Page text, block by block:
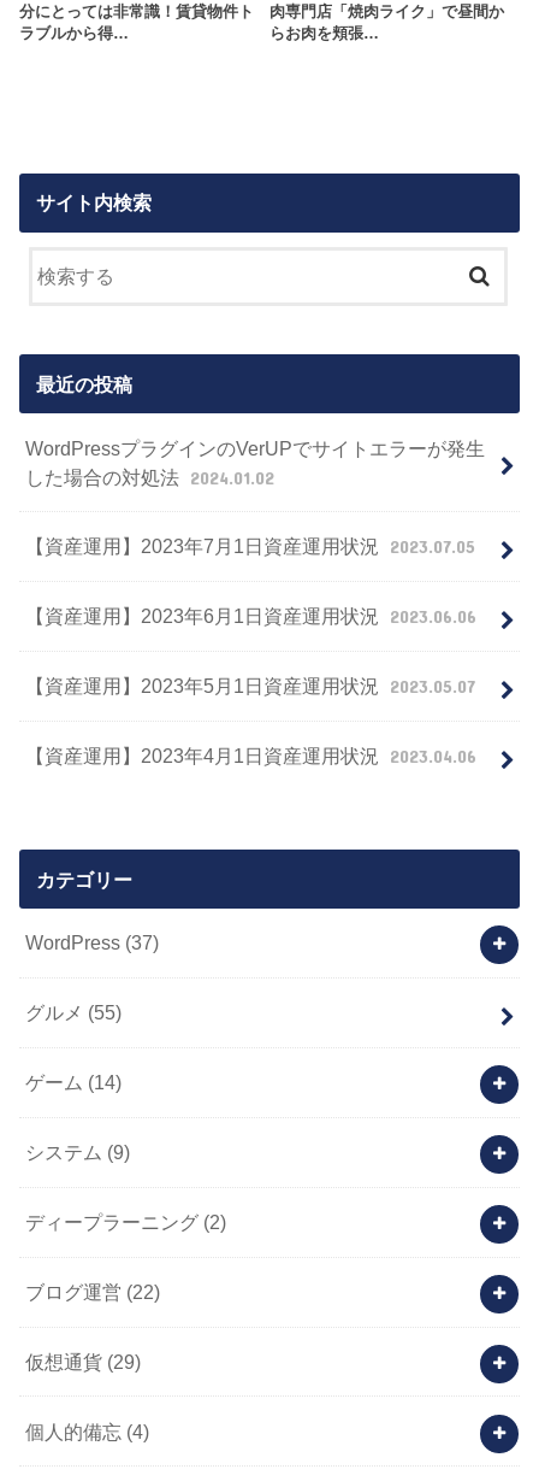
分にとっては非常識！賃貸物件ト
ラブルから得…
肉専門店「焼肉ライク」で昼間か
らお肉を頬張…
サイト内検索
最近の投稿
WordPressプラグインのVerUPでサイトエラーが発生
した場合の対処法 2024.01.02
【資産運用】2023年7月1日資産運用状況 2023.07.05
【資産運用】2023年6月1日資産運用状況 2023.06.06
【資産運用】2023年5月1日資産運用状況 2023.05.07
【資産運用】2023年4月1日資産運用状況 2023.04.06
カテゴリー
WordPress (37)
グルメ (55)
ゲーム (14)
システム (9)
ディープラーニング (2)
ブログ運営 (22)
仮想通貨 (29)
個人的備忘 (4)